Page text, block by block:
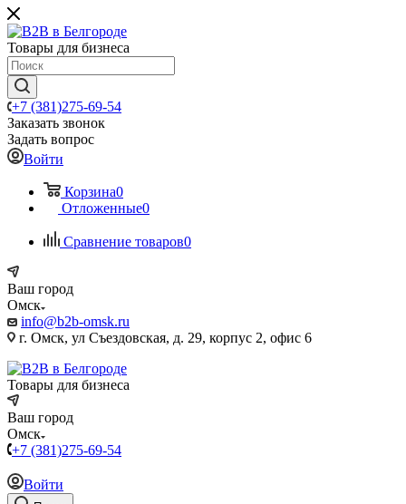
Товары для бизнеса
+7 (381)275-69-54
Заказать звонок
Задать вопрос
Войти
Корзина0
Отложенные0
Сравнение товаров0
Ваш город
Омск
info@b2b-omsk.ru
г. Омск, ул Съездовская, д. 29, корпус 2, офис 6
Товары для бизнеса
Ваш город
Омск
+7 (381)275-69-54
Войти